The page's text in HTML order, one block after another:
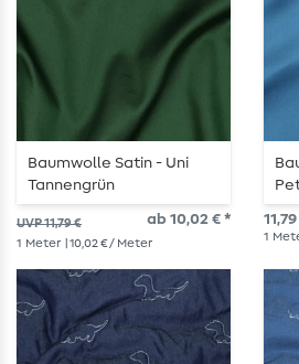
Baumwolle Satin - Uni
Tannengrün
UVP 11,79 € ab 10,02 € *
1 Meter | 10,02 € / Meter
1